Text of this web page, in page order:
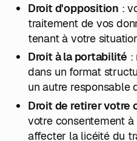
Droit d'opposition :
traitement de vos
tenant à votre
Droit à la portabilité :
dans un format
un autre responsable
Droit de retirer votre
votre consentement
affecter la licéité du